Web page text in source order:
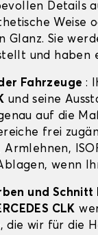
Details
Weise
Glanz. Sie
und haben
Fahrzeuge :
und seine
auf die
frei
wenn
und
CLK
die wir für die